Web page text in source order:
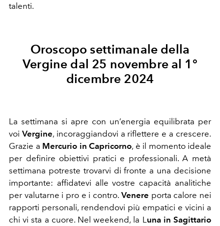
talenti.
Oroscopo settimanale della
Vergine dal 25 novembre al 1°
dicembre 2024
La settimana si apre con un’energia equilibrata per
voi Vergine, incoraggiandovi a riflettere e a crescere.
Grazie a Mercurio in Capricorno, è il momento ideale
per definire obiettivi pratici e professionali. A metà
settimana potreste trovarvi di fronte a una decisione
importante: affidatevi alle vostre capacità analitiche
per valutarne i pro e i contro. Venere porta calore nei
rapporti personali, rendendovi più empatici e vicini a
chi vi sta a cuore. Nel weekend, la L una in Sagittario